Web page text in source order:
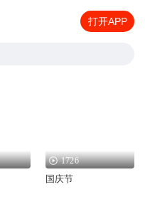
打开APP
1726
国庆节